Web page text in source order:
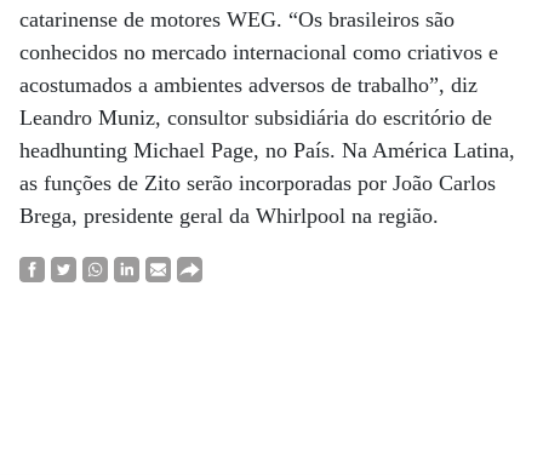
catarinense de motores WEG. “Os brasileiros são
conhecidos no mercado internacional como criativos e
acostumados a ambientes adversos de trabalho”, diz
Leandro Muniz, consultor subsidiária do escritório de
headhunting Michael Page, no País. Na América Latina,
as funções de Zito serão incorporadas por João Carlos
Brega, presidente geral da Whirlpool na região.